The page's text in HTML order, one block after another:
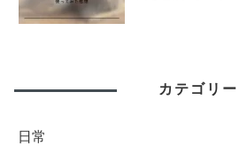
カテゴリー
日常